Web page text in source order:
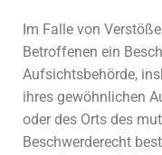
Im Falle von
Betroffenen ein
Aufsichtsbehörde,
ihres gewöhnlichen
oder des Orts des
Beschwerderecht